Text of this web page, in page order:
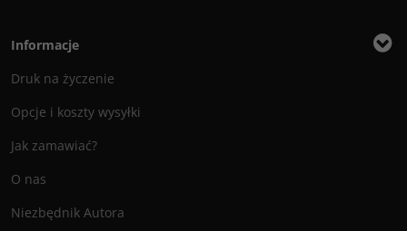
Informacje
Druk na życzenie
Opcje i koszty wysyłki
Jak zamawiać?
O nas
Niezbędnik Autora